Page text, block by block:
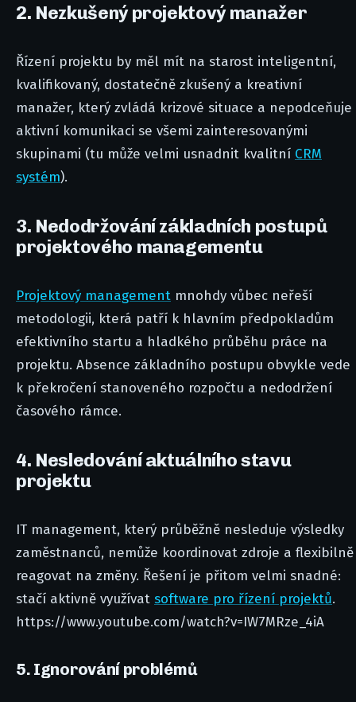
2. Nezkušený projektový manažer
Řízení projektu by měl mít na starost inteligentní,
kvalifikovaný, dostatečně zkušený a kreativní
manažer, který zvládá krizové situace a nepodceňuje
aktivní komunikaci se všemi zainteresovanými
skupinami (tu může velmi usnadnit kvalitní CRM
systém).
3. Nedodržování základních postupů
projektového managementu
Projektový management mnohdy vůbec neřeší
metodologii, která patří k hlavním předpokladům
efektivního startu a hladkého průběhu práce na
projektu. Absence základního postupu obvykle vede
k překročení stanoveného rozpočtu a nedodržení
časového rámce.
4. Nesledování aktuálního stavu
projektu
IT management, který průběžně nesleduje výsledky
zaměstnanců, nemůže koordinovat zdroje a flexibilně
reagovat na změny. Řešení je přitom velmi snadné:
stačí aktivně využívat software pro řízení projektů.
https://www.youtube.com/watch?v=IW7MRze_4iA
5. Ignorování problémů